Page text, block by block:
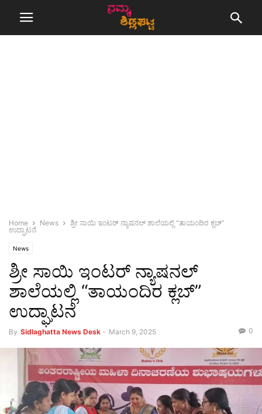
Home News
ಶ್ರೀ ಸಾಯಿ ಇಂಟರ್ ನ್ಯಾಷನಲ್ ಶಾಲೆಯಲ್ಲಿ “ತಾಯಂದಿರ ಕ್ಲಬ್”
ಉದ್ಘಾಟನೆ
News
ಶ್ರೀ ಸಾಯಿ ಇಂಟರ್ ನ್ಯಾಷನಲ್
ಶಾಲೆಯಲ್ಲಿ “ತಾಯಂದಿರ ಕ್ಲಬ್”
ಉದ್ಘಾಟನೆ
By Sidlaghatta News Desk - March 9, 2025 0